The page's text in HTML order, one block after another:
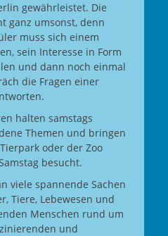
gewährleistet. Die
ganz umsonst, denn
muss sich einem
sein Interesse in Form
und dann noch einmal
die Fragen einer
halten samstags
Themen und bringen
oder der Zoo
besucht.
viele spannende Sachen
Tiere, Lebewesen und
Menschen rund um
und